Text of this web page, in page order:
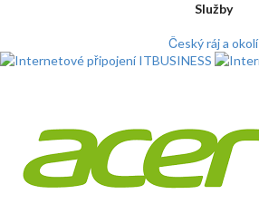
Služby
Český ráj a okolí